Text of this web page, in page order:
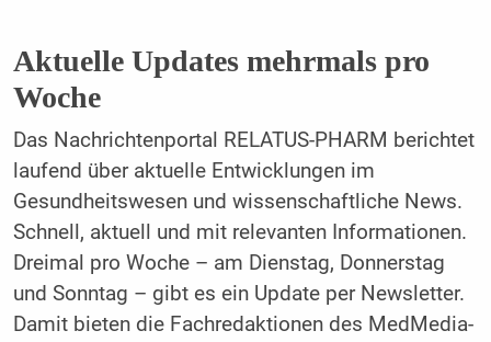
Aktuelle Updates mehrmals pro
Woche
Das Nachrichtenportal RELATUS-PHARM berichtet
laufend über aktuelle Entwicklungen im
Gesundheitswesen und wissenschaftliche News.
Schnell, aktuell und mit relevanten Informationen.
Dreimal pro Woche – am Dienstag, Donnerstag
und Sonntag – gibt es ein Update per Newsletter.
Damit bieten die Fachredaktionen des MedMedia-